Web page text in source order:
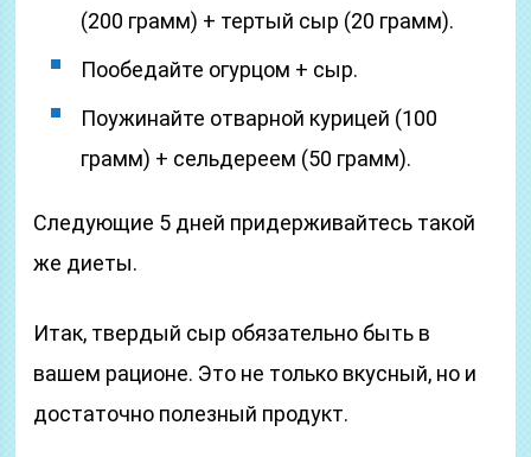
(200 грамм) + тертый сыр (20 грамм).
Пообедайте огурцом + сыр.
Поужинайте отварной курицей (100
грамм) + сельдереем (50 грамм).
Следующие 5 дней придерживайтесь такой
же диеты.
Итак, твердый сыр обязательно быть в
вашем рационе. Это не только вкусный, но и
достаточно полезный продукт.